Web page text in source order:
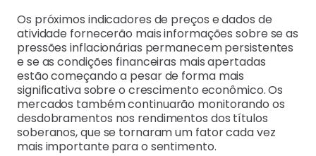
Os próximos indicadores de preços e dados de
atividade fornecerão mais informações sobre se as
pressões inflacionárias permanecem persistentes
e se as condições financeiras mais apertadas
estão começando a pesar de forma mais
significativa sobre o crescimento econômico. Os
mercados também continuarão monitorando os
desdobramentos nos rendimentos dos títulos
soberanos, que se tornaram um fator cada vez
mais importante para o sentimento.